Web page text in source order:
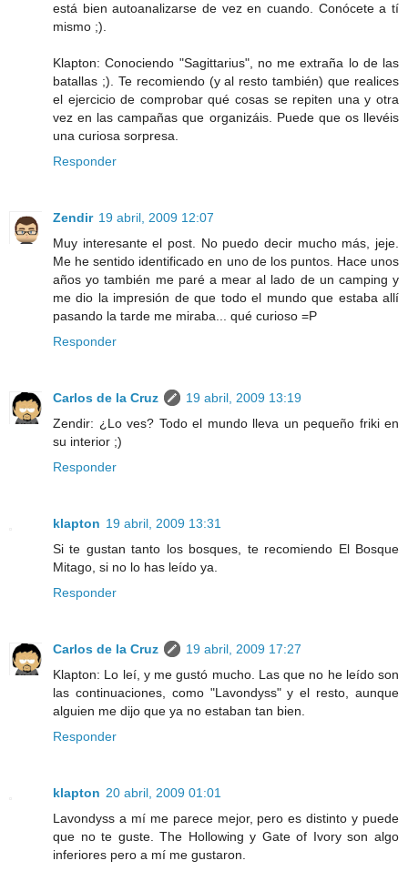
está bien autoanalizarse de vez en cuando. Conócete a tí
mismo ;).
Klapton: Conociendo "Sagittarius", no me extraña lo de las
batallas ;). Te recomiendo (y al resto también) que realices
el ejercicio de comprobar qué cosas se repiten una y otra
vez en las campañas que organizáis. Puede que os llevéis
una curiosa sorpresa.
Responder
Zendir 19 abril, 2009 12:07
Muy interesante el post. No puedo decir mucho más, jeje.
Me he sentido identificado en uno de los puntos. Hace unos
años yo también me paré a mear al lado de un camping y
me dio la impresión de que todo el mundo que estaba allí
pasando la tarde me miraba... qué curioso =P
Responder
Carlos de la Cruz
19 abril, 2009 13:19
Zendir: ¿Lo ves? Todo el mundo lleva un pequeño friki en
su interior ;)
Responder
klapton 19 abril, 2009 13:31
Si te gustan tanto los bosques, te recomiendo El Bosque
Mitago, si no lo has leído ya.
Responder
Carlos de la Cruz
19 abril, 2009 17:27
Klapton: Lo leí, y me gustó mucho. Las que no he leído son
las continuaciones, como "Lavondyss" y el resto, aunque
alguien me dijo que ya no estaban tan bien.
Responder
klapton 20 abril, 2009 01:01
Lavondyss a mí me parece mejor, pero es distinto y puede
que no te guste. The Hollowing y Gate of Ivory son algo
inferiores pero a mí me gustaron.